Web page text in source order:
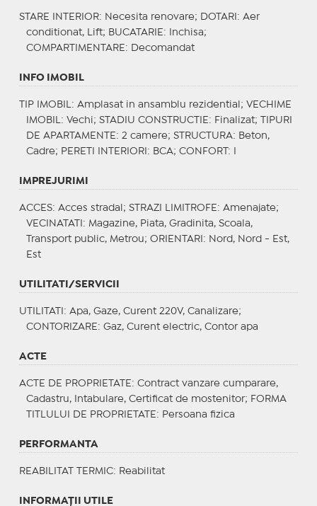
STARE INTERIOR: Necesita renovare; DOTARI : Aer
conditionat, Lift; BUCATARIE : Inchisa;
COMPARTIMENTARE : Decomandat
INFO IMOBIL
TIP IMOBIL : Amplasat in ansamblu rezidential; VECHIME
IMOBIL : Vechi; STADIU CONSTRUCTIE : Finalizat;
TIPURI
DE APARTAMENTE : 2 camere; STRUCTURA: Beton,
Cadre; PERETI INTERIORI : BCA; CONFORT : I
IMPREJURIMI
ACCES: Acces stradal; STRAZI LIMITROFE : Amenajate;
VECINATATI : Magazine, Piata, Gradinita, Scoala,
Transport public, Metrou; ORIENTARI : Nord, Nord - Est,
Est
UTILITATI/SERVICII
UTILITATI : Apa, Gaze, Curent 220V, Canalizare;
CONTORIZARE : Gaz, Curent electric, Contor apa
ACTE
ACTE DE PROPRIETATE : Contract vanzare cumparare,
Cadastru, Intabulare, Certificat de mostenitor; FORMA
TITLULUI DE PROPRIETATE : Persoana fizica
PERFORMANTA
REABILITAT TERMIC: Reabilitat
INFORMAŢII UTILE